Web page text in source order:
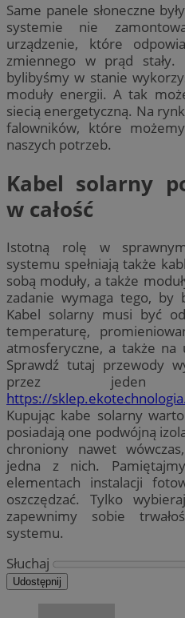
Same panele słoneczne
systemie nie
urządzenie, które
zmiennego w prąd
bylibyśmy w stanie
moduły energii. A tak
siecią energetyczną. Na
falowników, które
naszych potrzeb.
Kabel solarny
w całość
Istotną rolę w
systemu spełniają także
sobą moduły, a także
zadanie wymaga tego, by
Kabel solarny musi być
temperaturę,
atmosferyczne, a także na
Sprawdź tutaj przewody
przez
https://
Kupując kabe solarny
posiadają one podwójną
chroniony nawet
jedna z nich.
elementach instalacji
oszczędzać. Tylko
zapewnimy sobie
systemu.
Słuchaj
Udostępnij